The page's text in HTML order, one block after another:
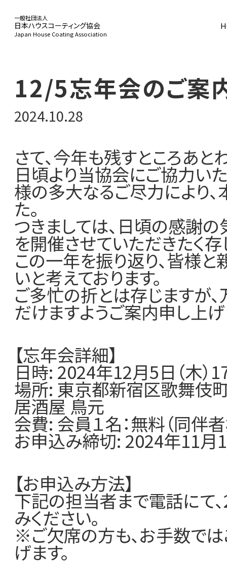
一般社団法人
日本ハウスコーティング協会
Japan House Coating Association
事業活動
加盟店一覧
12/5忘年会のご案
2024.10.28
さて、今年も残すところあと
日頃より当協会にご協力い
様の多大なるご尽力により
た。
つきましては、日頃の感謝
を開催させていただきたく存
この一年を振り返り、皆様
いと考えております。
ご多忙の折とは存じますが
だけますようご案内申し上げ
【忘年会詳細】
日時: 2024年12月5日（木）
場所: 東京都新宿区歌舞
居酒屋 鳥元
会費: 会員１名：無料（同伴
お申込み締切: 2024年11月
【お申込み方法】
下記の担当者まで電話にて
みください。
※ご欠席の方も、お手数で
げます。